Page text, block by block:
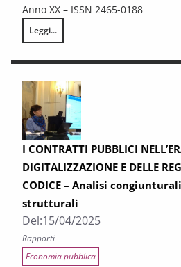
Anno XX – ISSN 2465-0188
Leggi...
Federalismo in Toscana n. 1-2/2025
I CONTRATTI PUBBLICI
DIGITALIZZAZIONE E DELLE
CODICE – Analisi
strutturali
Del:15/04/2025
Rapporti
Economia pubblica